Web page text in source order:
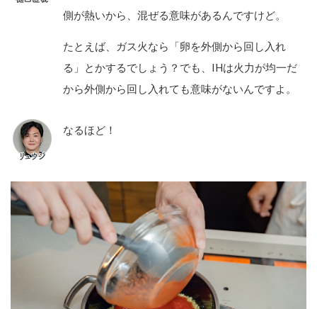
側が熱いから、混ぜる意味があるんですけど。
たとえば、ガス火なら「卵を外側から回し入れ
る」とかするでしょう？でも、IHは火力が均一だ
から外側から回し入れても意味がないんですよ。
なるほど！